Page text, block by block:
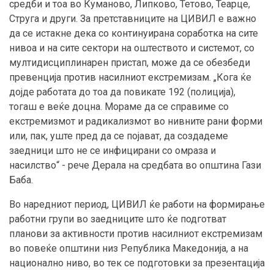
средби и тоа во Куманово, Липково, Тетово, Теарце,
Струга и други. За претставниците на ЦИВИЛ е важно
да се истакне дека со континуирана соработка на сите
нивоа и на сите сектори на оштеството и системот, со
мултидисциплинарен пристап, може да се обезбеди
превенција против насилниот екстремизам. „Кога ќе
дојде работата до тоа да повикате 192 (полиција),
тогаш е веќе доцна. Мораме да се справиме со
екстремизмот и радикализмот во нивните рани форми
или, пак, уште пред да се појават, да создадеме
заедници што не се инфицирани со омраза и
насилство“ - рече Дерала на средбата во општина Гази
Баба.
Во наредниот период, ЦИВИЛ ќе работи на формирање
работни групи во заедниците што ќе подготват
планови за активности против насилниот екстремизам
во повеќе општини низ Република Македонија, а на
национално ниво, во тек се подготовки за презентација